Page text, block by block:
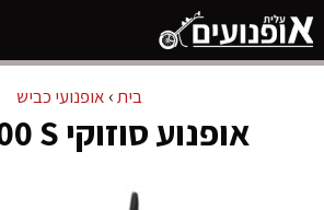
לדלג
לתוכן
בית› אופנועי כביש
אופנוע סוזוקי DRZ 400 S